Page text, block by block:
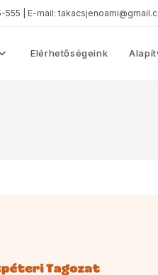
| E-mail:
Elérhetőségeink